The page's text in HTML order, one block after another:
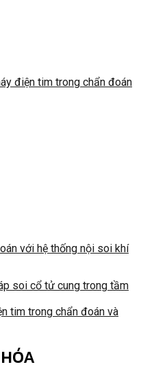
điện tim trong chẩn đoán
với hệ thống nội soi khí
soi cổ tử cung trong tầm
tim trong chẩn đoán và